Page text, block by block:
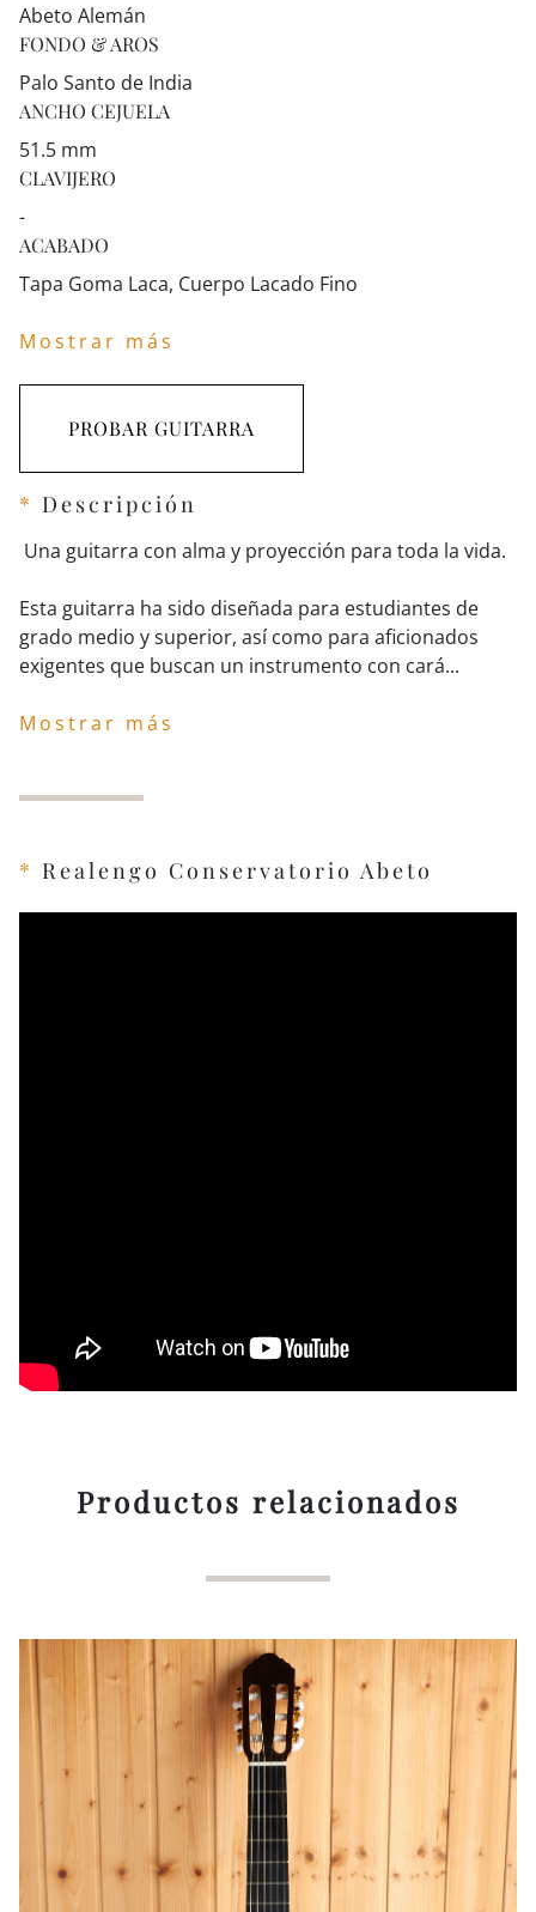
Abeto Alemán
FONDO & AROS
Palo Santo de India
ANCHO CEJUELA
51.5 mm
CLAVIJERO
-
ACABADO
Tapa Goma Laca, Cuerpo Lacado Fino
Mostrar más
PROBAR GUITARRA
* Descripción
Esta guitarra ha sido diseñada para estudiantes de
grado medio y superior, así como para aficionados
Mostrar más
* Realengo Conservatorio Abeto
Productos relacionados